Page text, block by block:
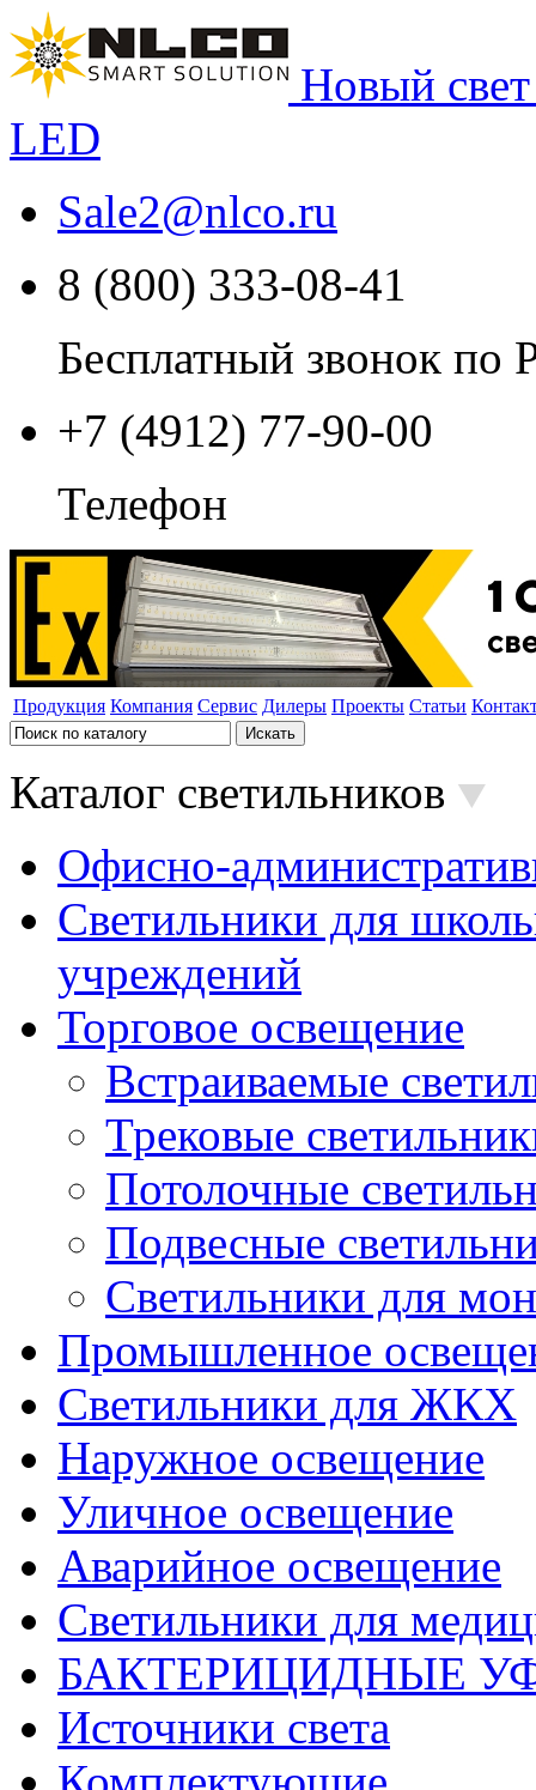
Новый
LED
Sale2@nlco.ru
8 (800) 333-08-41
Бесплатный звонок по
+7 (4912) 77-90-00
Телефон
Продукция Компания Сервис Дилеры Проекты Статьи
Каталог светильников
Офисно-
Светильники для
учреждений
Торговое освещение
Встраиваемые
Трековые
Потолочные
Подвесные
Светильники для
Промышленное
Светильники для ЖКХ
Наружное освещение
Уличное освещение
Аварийное освещение
Светильники для
БАКТЕРИЦИДНЫЕ
Источники света